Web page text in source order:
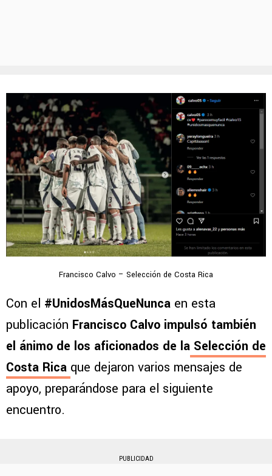
Francisco Calvo – Selección de Costa Rica
Con el #UnidosMásQueNunca en esta
publicación Francisco Calvo impulsó también
el ánimo de los aficionados de la Selección de
Costa Rica que dejaron varios mensajes de
apoyo, preparándose para el siguiente
encuentro.
PUBLICIDAD